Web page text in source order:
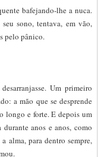
bafejando-lhe a nuca.
sono, tentava, em vão,
pelo pânico.
Um primeiro
a mão que se desprende
longo e forte. E depois um
anos e anos, como
alma, para dentro sempre,